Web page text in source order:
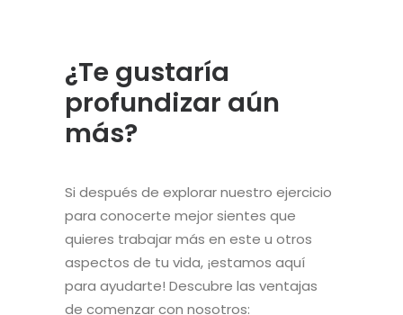
¿Te gustaría
profundizar aún
más?
Si después de explorar nuestro ejercicio
para conocerte mejor sientes que
quieres trabajar más en este u otros
aspectos de tu vida, ¡estamos aquí
para ayudarte! Descubre las ventajas
de comenzar con nosotros: